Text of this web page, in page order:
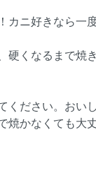
カニ好きなら一
硬くなるまで焼
ください。おい
焼かなくても大